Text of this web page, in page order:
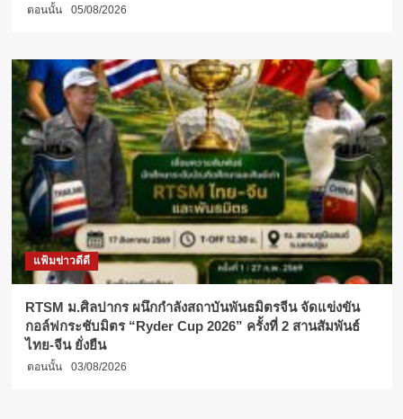
ตอนนั้น 05/08/2026
แฟ้มข่าวดีดี
RTSM ม.ศิลปากร ผนึกกำลังสถาบันพันธมิตรจีน จัดแข่งขัน
กอล์ฟกระชับมิตร “Ryder Cup 2026” ครั้งที่ 2 สานสัมพันธ์
ไทย-จีน ยั่งยืน
ตอนนั้น 03/08/2026